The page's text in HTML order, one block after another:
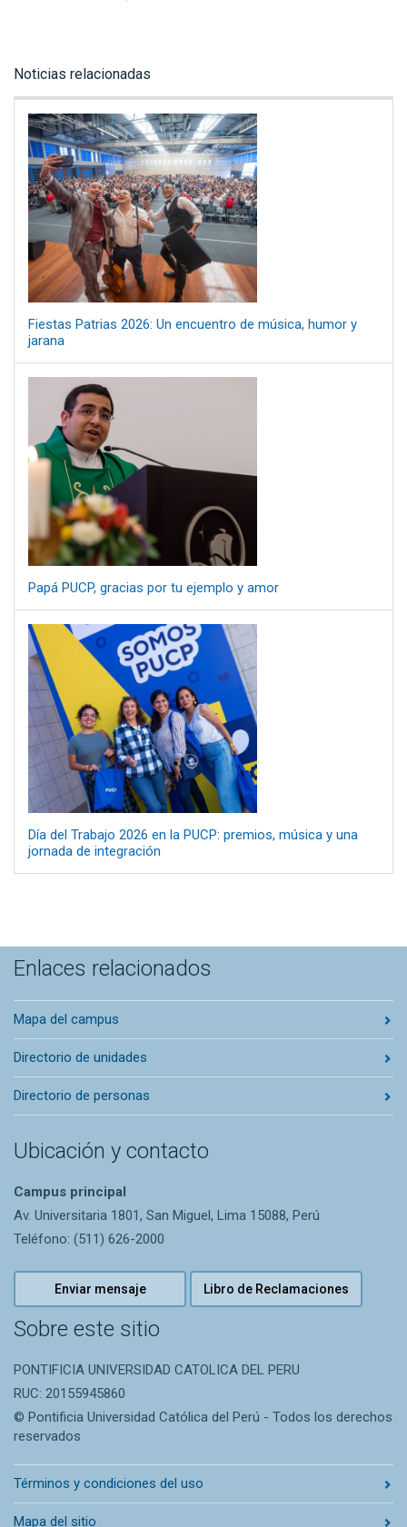
Noticias relacionadas
Fiestas Patrias 2026: Un encuentro de música, humor y
jarana
Papá PUCP, gracias por tu ejemplo y amor
Día del Trabajo 2026 en la PUCP: premios, música y una
jornada de integración
Enlaces relacionados
Mapa del campus
Directorio de unidades
Directorio de personas
Ubicación y contacto
Campus principal
Av. Universitaria 1801, San Miguel, Lima 15088, Perú
Teléfono: (511) 626-2000
Enviar mensaje Libro de Reclamaciones
Sobre este sitio
PONTIFICIA UNIVERSIDAD CATOLICA DEL PERU
RUC: 20155945860
© Pontificia Universidad Católica del Perú - Todos los derechos
reservados
Términos y condiciones del uso
Mapa del sitio